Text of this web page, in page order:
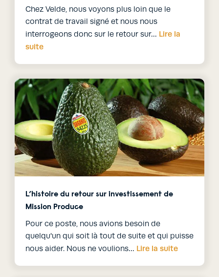
Chez Velde, nous voyons plus loin que le
contrat de travail signé et nous nous
interrogeons donc sur le retour sur… Lire la
suite
L’histoire du retour sur investissement de
Mission Produce
Pour ce poste, nous avions besoin de
quelqu'un qui soit là tout de suite et qui puisse
nous aider. Nous ne voulions… Lire la suite